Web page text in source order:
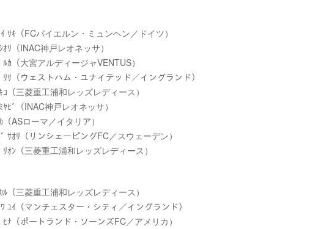
FCバイエルン・ミュンヘン／ドイツ）
INAC神戸レオネッサ）
大宮アルディージャVENTUS）
ウェストハム・ユナイテッド／イングランド）
菱重工浦和レッズレディース）
（INAC神戸レオネッサ）
ローマ／イタリア）
ﾘ（リンシェーピングFC／スウェーデン）
（三菱重工浦和レッズレディース）
菱重工浦和レッズレディース）
（マンチェスター・シティ／イングランド）
ポートランド・ソーンズFC／アメリカ）